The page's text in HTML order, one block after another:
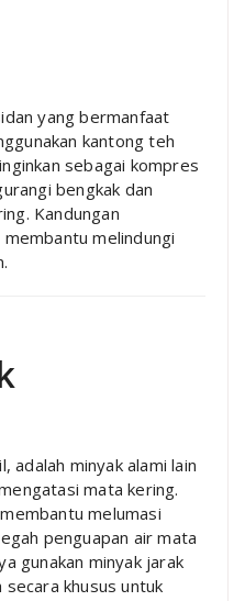
yang bermanfaat
kantong teh
sebagai kompres
bengkak dan
Kandungan
melindungi
adalah minyak alami lain
mata kering.
melumasi
penguapan air mata
gunakan minyak jarak
khusus untuk